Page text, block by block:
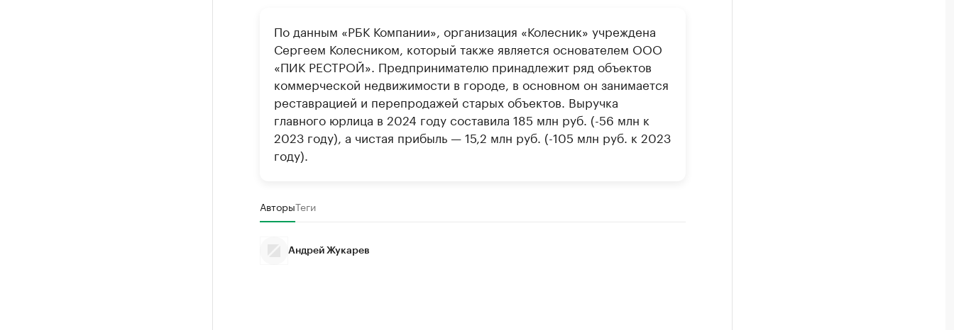
По данным «РБК Компании», организация «Колесник» учреждена
Сергеем Колесником, который также является основателем ООО
«ПИК РЕСТРОЙ». Предпринимателю принадлежит ряд объектов
коммерческой недвижимости в городе, в основном он занимается
реставрацией и перепродажей старых объектов. Выручка
главного юрлица в 2024 году составила 185 млн руб. (-56 млн к
2023 году), а чистая прибыль — 15,2 млн руб. (-105 млн руб. к 2023
году).
АвторыТеги
Андрей Жукарев